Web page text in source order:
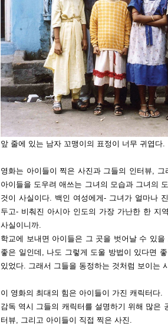
앞 줄에 있는 남자 꼬맹이의 표정이 너무 귀엽다.
영화는 아이들이 찍은 사진과 그들의 인터뷰,
아이들을 도우려 애쓰는 그녀의 모습과 그녀의
것이 사실이다. 백인 여성에게- 그녀가 얼마나
두고- 비춰진 아시아 인도의 가장 가난한 한 지
사실이니까.
학교에 보내면 아이들은 그 곳을 벗어날 수 있
좋은 일인데, 나도 그렇게 도울 방법이 있다면
있었다. 그래서 그들을 동정하는 것처럼 보이는
이 영화의 최대의 힘은 아이들이 가진 캐릭터다.
감독 역시 그들의 캐릭터를 설명하기 위해 많은
터뷰, 그리고 아이들이 직접 찍은 사진.